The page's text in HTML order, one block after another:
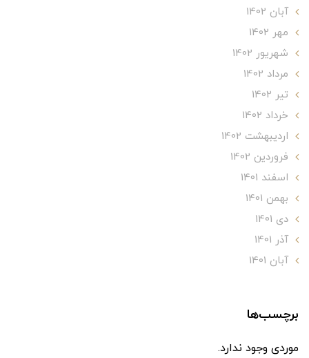
آبان 1402
مهر 1402
شهریور 1402
مرداد 1402
تير 1402
خرداد 1402
ارديبهشت 1402
فروردین 1402
اسفند 1401
بهمن 1401
دی 1401
آذر 1401
آبان 1401
برچسب‌ها
موردی وجود ندارد.